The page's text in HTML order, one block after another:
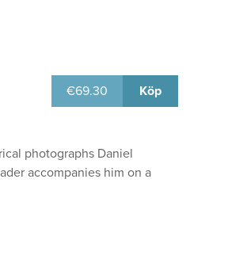
€69.30 Köp
photographs Daniel
accompanies him on a